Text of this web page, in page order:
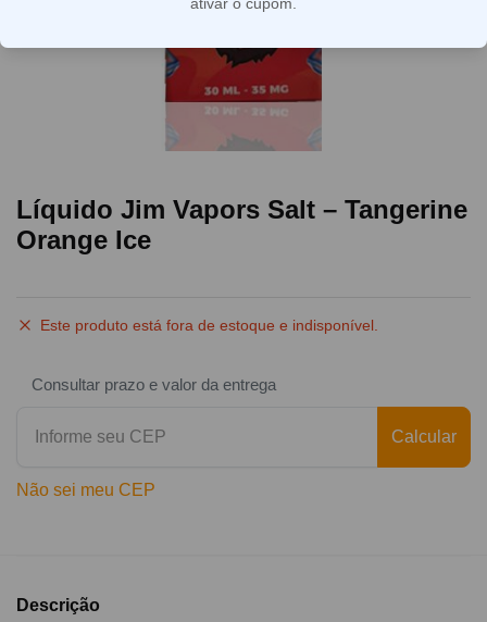
Líquido Jim Vapors Salt – Tangerine
Orange Ice
Este produto está fora de estoque e indisponível.
Consultar prazo e valor da entrega
Calcular
Não sei meu CEP
Descrição
ativar o cupom.